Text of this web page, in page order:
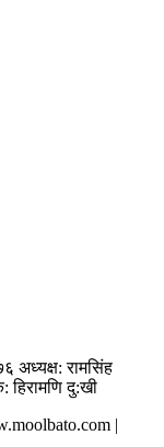
अध्यक्ष: रामसिंह
हिरामणि दु:खी
|